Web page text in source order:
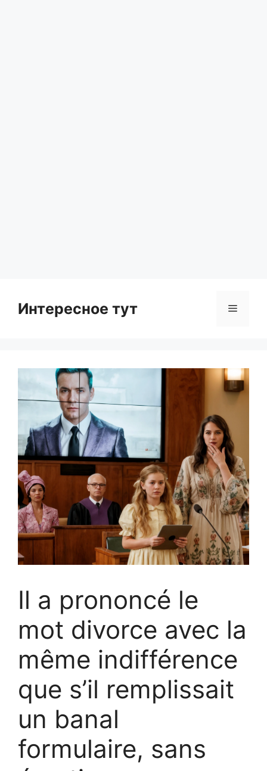
Интересное тут Menu
Il a prononcé le
mot divorce avec la
même indifférence
que s’il remplissait
un banal
formulaire, sans